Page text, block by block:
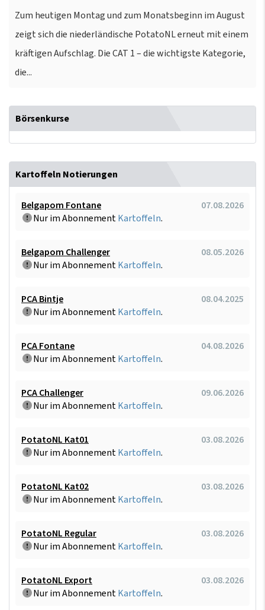
Zum heutigen Montag und zum Monatsbeginn im August
zeigt sich die niederländische PotatoNL erneut mit einem
kräftigen Aufschlag. Die CAT 1 – die wichtigste Kategorie,
die...
Börsenkurse
Kartoffeln Notierungen
Belgapom Fontane
07.08.2026
Nur im AbonnementKartoffeln.
Belgapom Challenger
08.05.2026
Nur im AbonnementKartoffeln.
PCA Bintje
08.04.2025
Nur im AbonnementKartoffeln.
PCA Fontane
04.08.2026
Nur im AbonnementKartoffeln.
PCA Challenger
09.06.2026
Nur im AbonnementKartoffeln.
PotatoNL Kat01
03.08.2026
Nur im AbonnementKartoffeln.
PotatoNL Kat02
03.08.2026
Nur im AbonnementKartoffeln.
PotatoNL Regular
03.08.2026
Nur im AbonnementKartoffeln.
PotatoNL Export
03.08.2026
Nur im AbonnementKartoffeln.